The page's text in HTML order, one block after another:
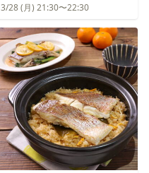
3/28 (月) 21:30〜22:30